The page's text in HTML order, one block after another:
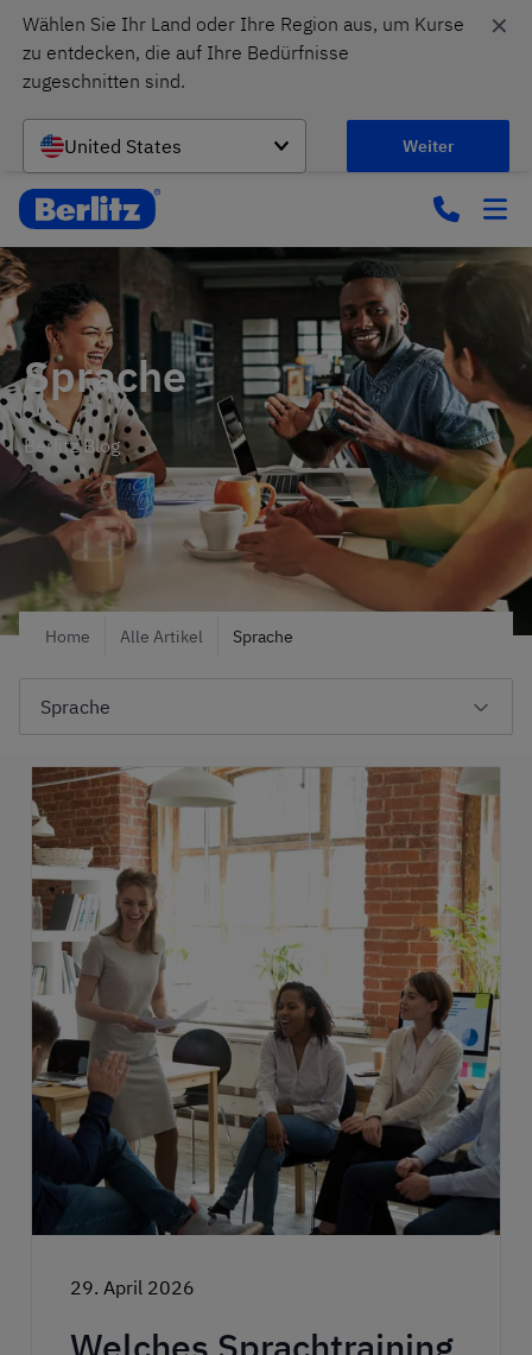
Wählen Sie Ihr Land oder Ihre Region aus, um Kurse
zu entdecken, die auf Ihre Bedürfnisse
zugeschnitten sind.
United States Weiter
✕
Sprache
Berlitz Blog
Home Alle Artikel Sprache
29. April 2026